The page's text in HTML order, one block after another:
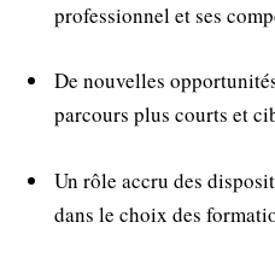
professionnel et ses
De nouvelles
parcours plus courts et
Un rôle accru des
dans le choix des